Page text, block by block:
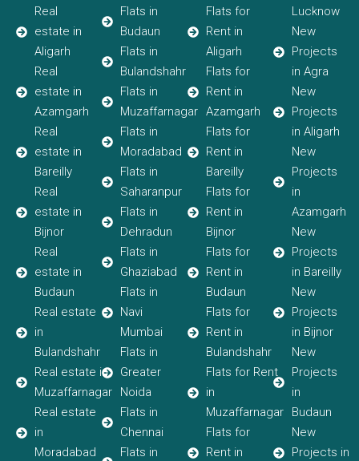
Real
estate in
Aligarh
Real
estate in
Azamgarh
Real
estate in
Bareilly
Real
estate in
Bijnor
Real
estate in
Budaun
Real estate
in
Bulandshahr
Real estate in
Muzaffarnagar
Real estate
in
Moradabad
Flats in
Budaun
Flats in
Bulandshahr
Flats in
Muzaffarnagar
Flats in
Moradabad
Flats in
Saharanpur
Flats in
Dehradun
Flats in
Ghaziabad
Flats in
Navi
Mumbai
Flats in
Greater
Noida
Flats in
Chennai
Flats in
Flats for
Rent in
Aligarh
Flats for
Rent in
Azamgarh
Flats for
Rent in
Bareilly
Flats for
Rent in
Bijnor
Flats for
Rent in
Budaun
Flats for
Rent in
Bulandshahr
Flats for Rent
in
Muzaffarnagar
Flats for
Rent in
Lucknow
New
Projects
in Agra
New
Projects
in Aligarh
New
Projects
in
Azamgarh
New
Projects
in Bareilly
New
Projects
in Bijnor
New
Projects
in
Budaun
New
Projects in